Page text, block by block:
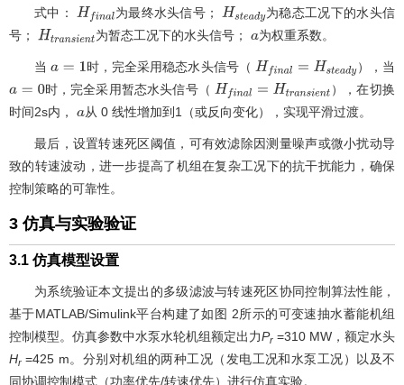
式中： Hfinal
为最终水头信号； Hsteady
为稳态工况下的水头信
号；
Htransient
为暂态工况下的水头信号； a
为权重系数。
当 a=1
时，完全采用稳态水头信号（ Hf na =Hsteady
），当
a=0
时，完全采用暂态水头信号（ Hf na =Htransient
），在切换
时间2s内，
a
从 0 线性增加到1（或反向变化），实现平滑过渡。
最后，设置转速死区阈值，可有效滤除因测量噪声或微小扰动导
致的转速波动，进一步提高了机组在复杂工况下的抗干扰能力，确保
控制策略的可靠性。
3 仿真与实验验证
3.1 仿真模型设置
为系统验证本文提出的多级滤波与转速死区协同控制算法性能，
基于MATLAB/Simulink平台构建了如 图 2所示的可变速抽水蓄能机组
控制模型。仿真参数中水泵水轮机组额定出力Pr =310 MW，额定水头
Hr =425 m。分别对机组的两种工况（发电工况和水泵工况）以及不
同协调控制模式（功率优先/转速优先）进行仿真实验。